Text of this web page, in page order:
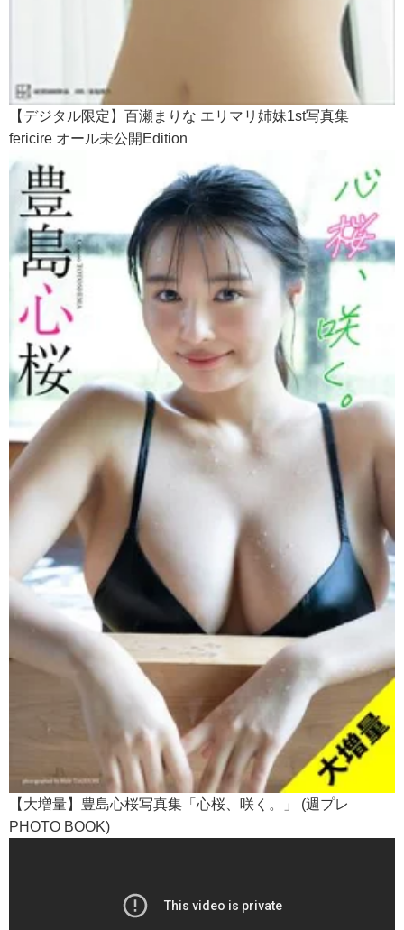
【デジタル限定】百瀬まりな エリマリ姉妹1st写真集
fericire オール未公開Edition
【大増量】豊島心桜写真集「心桜、咲く。」 (週プレ
PHOTO BOOK)